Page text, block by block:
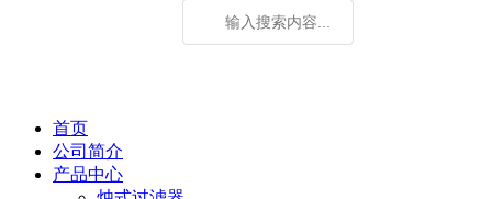
首页
公司简介
产品中心